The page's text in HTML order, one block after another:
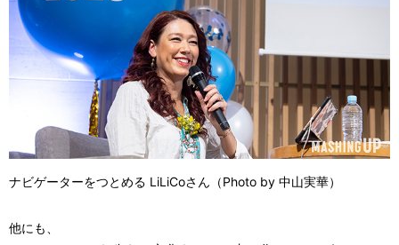
ナビゲーターをつとめる LiLiCoさん（Photo by 中山実華）
他にも、